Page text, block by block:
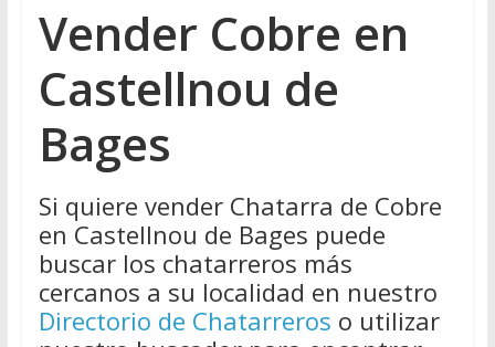
Vender Cobre en
Castellnou de
Bages
Si quiere vender Chatarra de Cobre
en Castellnou de Bages puede
buscar los chatarreros más
cercanos a su localidad en nuestro
Directorio de Chatarreros o utilizar